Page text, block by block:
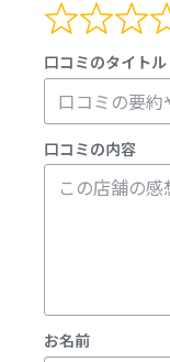
口コミのタイトル
口コミの内容
お名前